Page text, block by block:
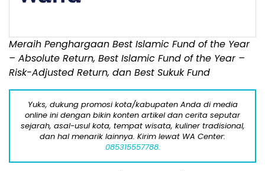
Meraih Penghargaan Best Islamic Fund of the Year
– Absolute Return, Best Islamic Fund of the Year –
Risk-Adjusted Return, dan Best Sukuk Fund
Yuks, dukung promosi kota/kabupaten Anda di media
online ini dengan bikin konten artikel dan cerita seputar
sejarah, asal-usul kota, tempat wisata, kuliner tradisional,
dan hal menarik lainnya. Kirim lewat WA Center:
085315557788.